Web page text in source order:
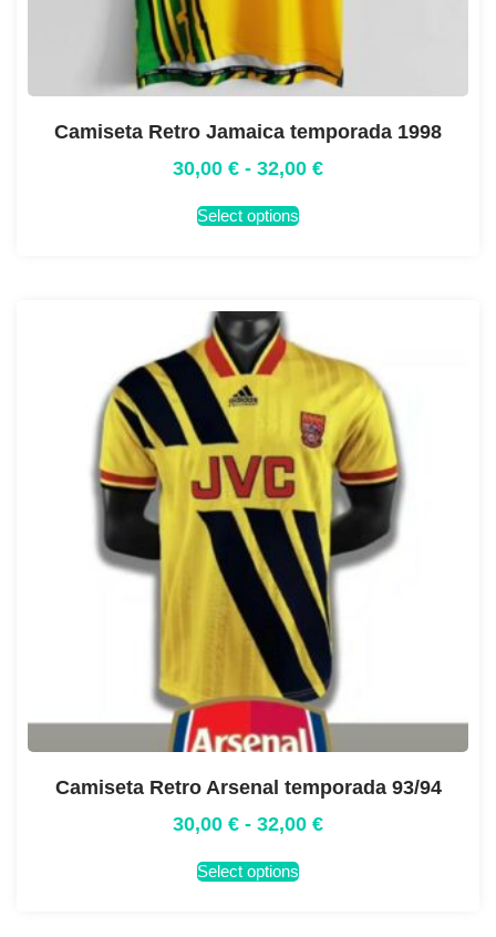
Camiseta Retro Jamaica temporada 1998
30,00 € - 32,00 €
Select options
Camiseta Retro Arsenal temporada 93/94
30,00 € - 32,00 €
Select options